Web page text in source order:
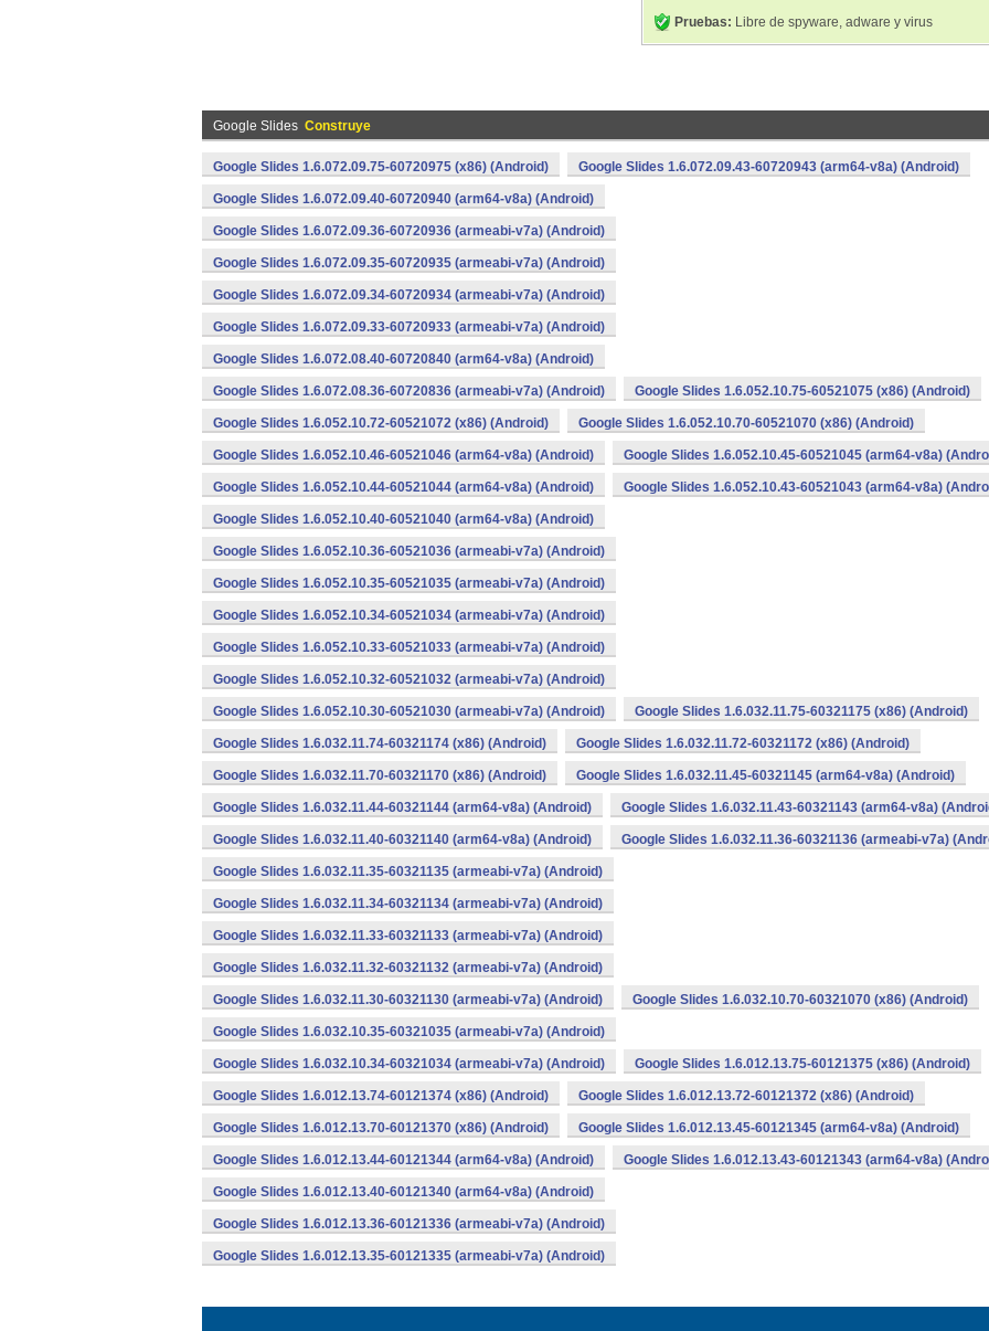
Pruebas: Libre de spyware, adware y virus
Google Slides Construye
Google Slides 1.6.072.09.75-60720975 (x86) (Android) Google Slides 1.6.072.09.43-60720943 (arm64-v8a) (Android)
Google Slides 1.6.072.09.40-60720940 (arm64-v8a) (Android)
Google Slides 1.6.072.09.36-60720936 (armeabi-v7a) (Android)
Google Slides 1.6.072.09.35-60720935 (armeabi-v7a) (Android)
Google Slides 1.6.072.09.34-60720934 (armeabi-v7a) (Android)
Google Slides 1.6.072.09.33-60720933 (armeabi-v7a) (Android)
Google Slides 1.6.072.08.40-60720840 (arm64-v8a) (Android)
Google Slides 1.6.072.08.36-60720836 (armeabi-v7a) (Android) Google Slides 1.6.052.10.75-60521075 (x86) (Android)
Google Slides 1.6.052.10.72-60521072 (x86) (Android) Google Slides 1.6.052.10.70-60521070 (x86) (Android)
Google Slides 1.6.052.10.46-60521046 (arm64-v8a) (Android) Google Slides 1.6.052.10.45-60521045 (arm64-v8a)
Google Slides 1.6.052.10.44-60521044 (arm64-v8a) (Android) Google Slides 1.6.052.10.43-60521043 (arm64-v8a)
Google Slides 1.6.052.10.40-60521040 (arm64-v8a) (Android)
Google Slides 1.6.052.10.36-60521036 (armeabi-v7a) (Android)
Google Slides 1.6.052.10.35-60521035 (armeabi-v7a) (Android)
Google Slides 1.6.052.10.34-60521034 (armeabi-v7a) (Android)
Google Slides 1.6.052.10.33-60521033 (armeabi-v7a) (Android)
Google Slides 1.6.052.10.32-60521032 (armeabi-v7a) (Android)
Google Slides 1.6.052.10.30-60521030 (armeabi-v7a) (Android) Google Slides 1.6.032.11.75-60321175 (x86) (Android)
Google Slides 1.6.032.11.74-60321174 (x86) (Android) Google Slides 1.6.032.11.72-60321172 (x86) (Android)
Google Slides 1.6.032.11.70-60321170 (x86) (Android) Google Slides 1.6.032.11.45-60321145 (arm64-v8a) (Android)
Google Slides 1.6.032.11.44-60321144 (arm64-v8a) (Android) Google Slides 1.6.032.11.43-60321143 (arm64-v8a)
Google Slides 1.6.032.11.40-60321140 (arm64-v8a) (Android) Google Slides 1.6.032.11.36-60321136 (armeabi-v7a)
Google Slides 1.6.032.11.35-60321135 (armeabi-v7a) (Android)
Google Slides 1.6.032.11.34-60321134 (armeabi-v7a) (Android)
Google Slides 1.6.032.11.33-60321133 (armeabi-v7a) (Android)
Google Slides 1.6.032.11.32-60321132 (armeabi-v7a) (Android)
Google Slides 1.6.032.11.30-60321130 (armeabi-v7a) (Android) Google Slides 1.6.032.10.70-60321070 (x86) (Android)
Google Slides 1.6.032.10.35-60321035 (armeabi-v7a) (Android)
Google Slides 1.6.032.10.34-60321034 (armeabi-v7a) (Android) Google Slides 1.6.012.13.75-60121375 (x86) (Android)
Google Slides 1.6.012.13.74-60121374 (x86) (Android) Google Slides 1.6.012.13.72-60121372 (x86) (Android)
Google Slides 1.6.012.13.70-60121370 (x86) (Android) Google Slides 1.6.012.13.45-60121345 (arm64-v8a) (Android)
Google Slides 1.6.012.13.44-60121344 (arm64-v8a) (Android) Google Slides 1.6.012.13.43-60121343 (arm64-v8a)
Google Slides 1.6.012.13.40-60121340 (arm64-v8a) (Android)
Google Slides 1.6.012.13.36-60121336 (armeabi-v7a) (Android)
Google Slides 1.6.012.13.35-60121335 (armeabi-v7a) (Android)